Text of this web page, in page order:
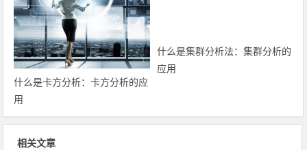
什么是卡方分析：卡方分析的应
用
什么是集群分析法：集群分析的
应用
相关文章